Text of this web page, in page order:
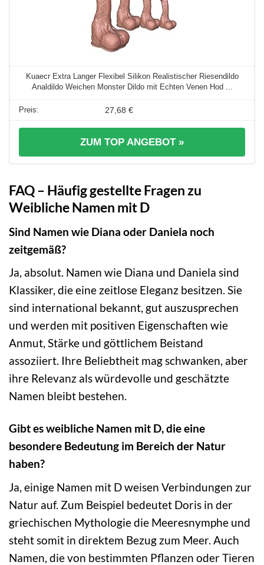
Kuaecr Extra Langer Flexibel Silikon Realistischer Riesendildo
Analdildo Weichen Monster Dildo mit Echten Venen Hod ...
27,68 €
ZUM TOP ANGEBOT »
FAQ – Häufig gestellte Fragen zu
Weibliche Namen mit D
Sind Namen wie Diana oder Daniela noch
zeitgemäß?
Ja, absolut. Namen wie Diana und Daniela sind
Klassiker, die eine zeitlose Eleganz besitzen. Sie
sind international bekannt, gut auszusprechen
und werden mit positiven Eigenschaften wie
Anmut, Stärke und göttlichem Beistand
assoziiert. Ihre Beliebtheit mag schwanken, aber
ihre Relevanz als würdevolle und geschätzte
Namen bleibt bestehen.
Gibt es weibliche Namen mit D, die eine
besondere Bedeutung im Bereich der Natur
haben?
Ja, einige Namen mit D weisen Verbindungen zur
Natur auf. Zum Beispiel bedeutet Doris in der
griechischen Mythologie die Meeresnymphe und
steht somit in direktem Bezug zum Meer. Auch
Namen, die von bestimmten Pflanzen oder Tieren